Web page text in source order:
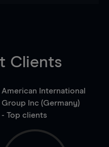
Clients
American International
Group Inc (Germany)
- Top clients